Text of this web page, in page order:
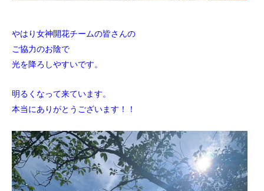
やはり女神開花チームの皆さんの
ご協力のお陰で
光を降ろしやすいです。
明るくなって来ています。
本当にありがとうございます！！